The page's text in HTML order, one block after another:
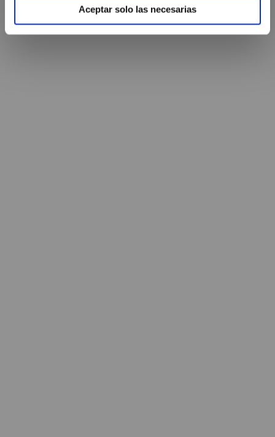
Aceptar solo las necesarias